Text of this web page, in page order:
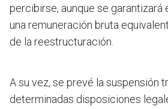
percibirse, aunque se garantizará
una remuneración bruta
de la reestructuración.
A su vez, se prevé la suspensión
determinadas disposiciones